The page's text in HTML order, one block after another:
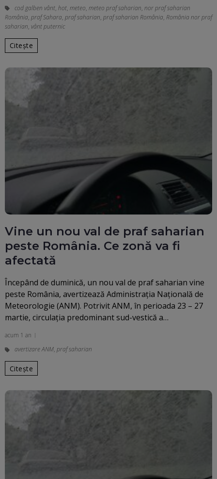
cod galben vânt, hot, meteo, meteo praf saharian, nor praf saharian
România, praf Sahara, praf saharian, praf saharian România, România nor praf
saharian, vânt puternic
Citește
Vine un nou val de praf saharian
peste România. Ce zonă va fi
afectată
Începând de duminică, un nou val de praf saharian vine
peste România, avertizează Administrația Națională de
Meteorologie (ANM). Potrivit ANM, în perioada 23 – 27
martie, circulația predominant sud-vestică a…
acum 1 an
avertizare ANM, praf saharian
Citește